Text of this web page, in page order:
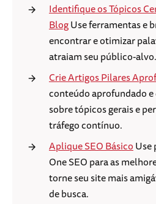
Identifique os Tópicos
BlogUse ferramentas e
encontrar e otimizar
atraiam seu público-alvo.
Crie Artigos Pilares
conteúdo aprofundado
sobre tópicos gerais e
tráfego contínuo.
Aplique SEO BásicoUse
One SEO para as
torne seu site mais
de busca.